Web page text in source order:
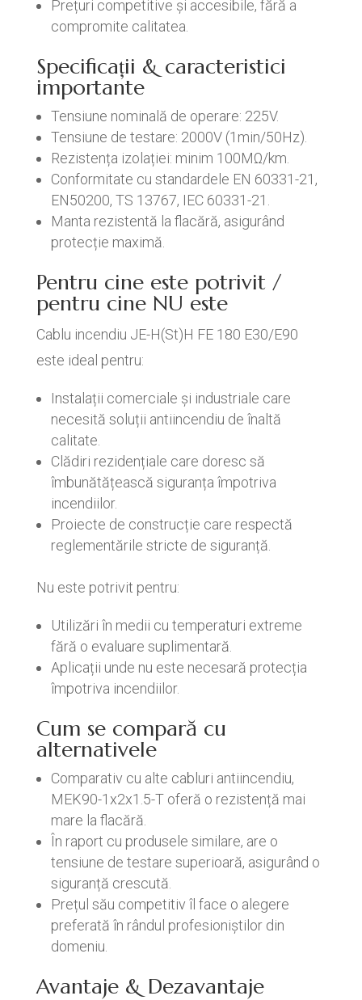
Prețuri competitive și accesibile, fără a
compromite calitatea.
Specificații & caracteristici
importante
Tensiune nominală de operare: 225V.
Tensiune de testare: 2000V (1min/50Hz).
Rezistența izolației: minim 100MΩ/km.
Conformitate cu standardele EN 60331-21,
EN50200, TS 13767, IEC 60331-21.
Manta rezistentă la flacără, asigurând
protecție maximă.
Pentru cine este potrivit /
pentru cine NU este
Cablu incendiu JE-H(St)H FE 180 E30/E90
este ideal pentru:
Instalații comerciale și industriale care
necesită soluții antiincendiu de înaltă
calitate.
Clădiri rezidențiale care doresc să
îmbunătățească siguranța împotriva
incendiilor.
Proiecte de construcție care respectă
reglementările stricte de siguranță.
Nu este potrivit pentru:
Utilizări în medii cu temperaturi extreme
fără o evaluare suplimentară.
Aplicații unde nu este necesară protecția
împotriva incendiilor.
Cum se compară cu
alternativele
Comparativ cu alte cabluri antiincendiu,
MEK90-1x2x1.5-T oferă o rezistență mai
mare la flacără.
În raport cu produsele similare, are o
tensiune de testare superioară, asigurând o
siguranță crescută.
Prețul său competitiv îl face o alegere
preferată în rândul profesioniștilor din
domeniu.
Avantaje & Dezavantaje